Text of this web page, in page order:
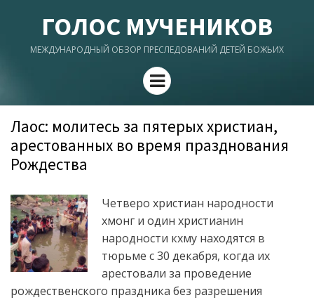
ГОЛОС МУЧЕНИКОВ
МЕЖДУНАРОДНЫЙ ОБЗОР ПРЕСЛЕДОВАНИЙ ДЕТЕЙ БОЖЬИХ
Menu
Лаос: молитесь за пятерых христиан,
арестованных во время празднования
Рождества
Четверо христиан народности
хмонг и один христианин
народности кхму находятся в
тюрьме с 30 декабря, когда их
арестовали за проведение
рождественского праздника без разрешения